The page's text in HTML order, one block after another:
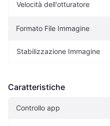
Velocità dell'otturatore
Formato File Immagine
Stabilizzazione Immagine
Caratteristiche
Controllo app